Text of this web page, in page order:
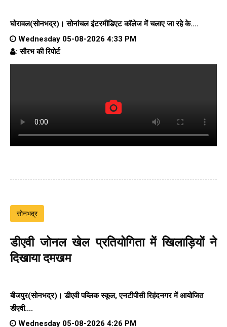
घोरावल(सोनभद्र)। सोनांचल इंटरमीडिएट कॉलेजमें चलाए जा रहे के....
Wednesday 05-08-2026 4:33 PM
: सौरभ की रिपोर्ट
सोनभद्र
डीएवी जोनल खेल प्रतियोगिता में खिलाड़ियों ने
दिखाया दमखम
बीजपुर(सोनभद्र)। डीएवी पब्लिक स्कूल, एनटीपीसी रिहंदनगर में आयोजित
डीएवी....
Wednesday 05-08-2026 4:26 PM